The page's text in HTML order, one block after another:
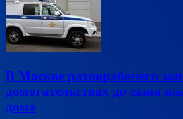
В Москве разнорабочего
домогательствах до сына
дома